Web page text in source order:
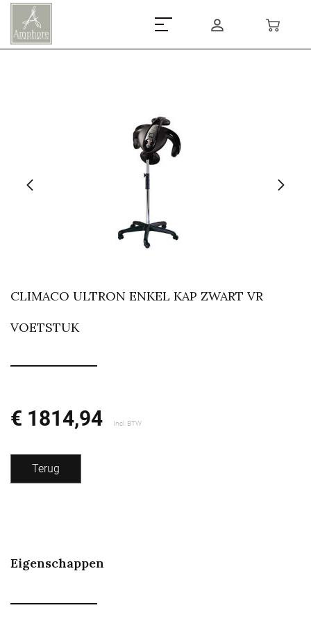
CLIMACO ULTRON ENKEL KAP ZWART VR
VOETSTUK
€ 1814,94 Incl. BTW
Terug
Eigenschappen